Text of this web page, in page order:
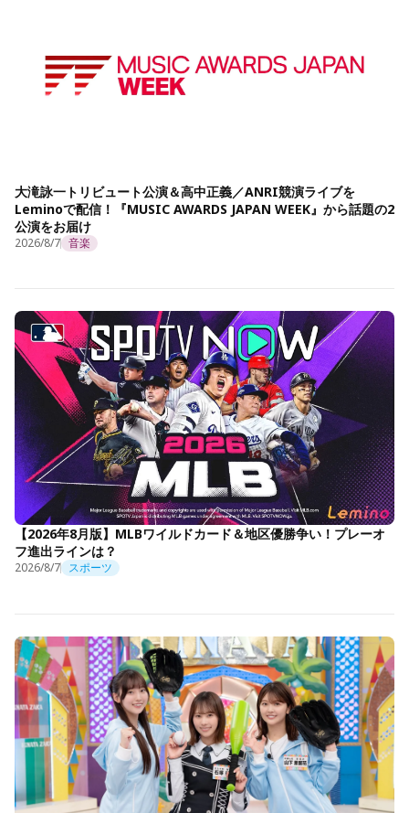
大滝詠一トリビュート公演＆高中正義／ANRI競演ライブを
Leminoで配信！『MUSIC AWARDS JAPAN WEEK』から話題の2
公演をお届け
2026/8/7 音楽
【2026年8月版】MLBワイルドカード＆地区優勝争い！プレーオ
フ進出ラインは？
2026/8/7 スポーツ